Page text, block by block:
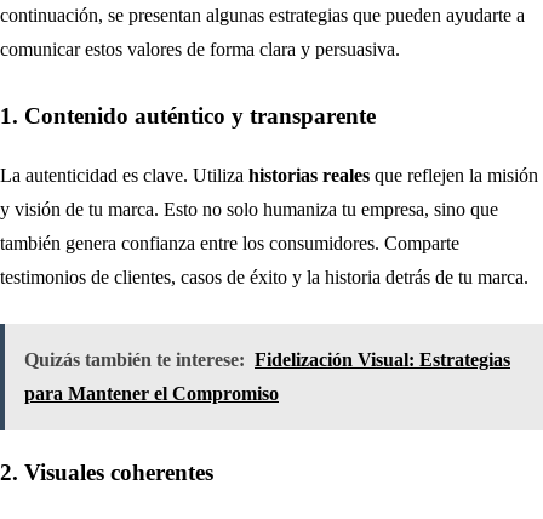
continuación, se presentan algunas estrategias que pueden ayudarte a
comunicar estos valores de forma clara y persuasiva.
1. Contenido auténtico y transparente
La autenticidad es clave. Utiliza historias reales que reflejen la misión
y visión de tu marca. Esto no solo humaniza tu empresa, sino que
también genera confianza entre los consumidores. Comparte
testimonios de clientes, casos de éxito y la historia detrás de tu marca.
Quizás también te interese: Fidelización Visual: Estrategias
para Mantener el Compromiso
2. Visuales coherentes